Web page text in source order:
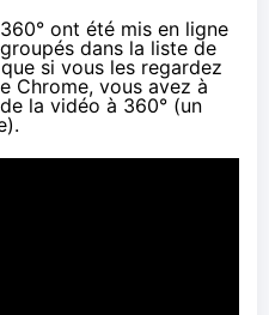
ont été mis en ligne
dans la liste de
si vous les regardez
Chrome, vous avez à
la vidéo à 360° (un